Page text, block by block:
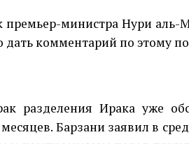
премьер-министра Нури аль-
дать комментарий по этому
разделения Ирака уже
Барзани заявил в